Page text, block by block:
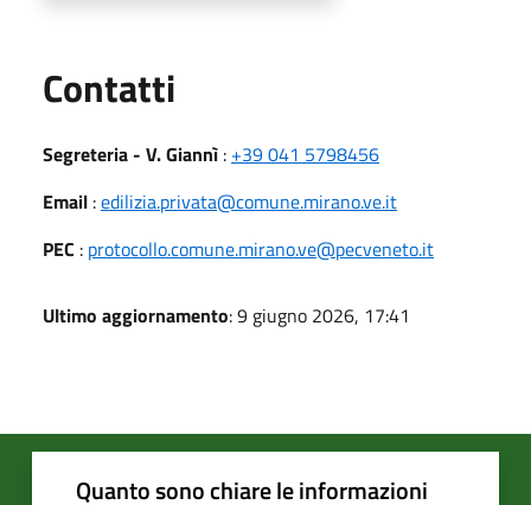
Contatti
Segreteria - V. Giannì : +39 041 5798456
Email :edilizia.privata@comune.mirano.ve.it
PEC : protocollo.comune.mirano.ve@pecveneto.it
Ultimo aggiornamento: 9 giugno 2026, 17:41
Quanto sono chiare le informazioni